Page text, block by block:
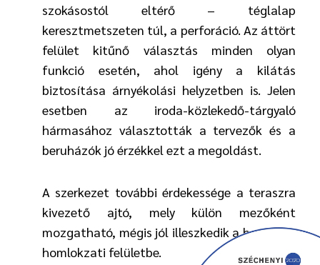
szokásostól eltérő – téglalap
keresztmetszeten túl, a perforáció. Az áttört
felület kitűnő választás minden olyan
funkció esetén, ahol igény a kilátás
biztosítása árnyékolási helyzetben is. Jelen
esetben az iroda-közlekedő-tárgyaló
hármasához választották a tervezők és a
beruházók jó érzékkel ezt a megoldást.
A szerkezet további érdekessége a teraszra
kivezető ajtó, mely külön mezőként
mozgatható, mégis jól illeszkedik a homogén
homlokzati felületbe.